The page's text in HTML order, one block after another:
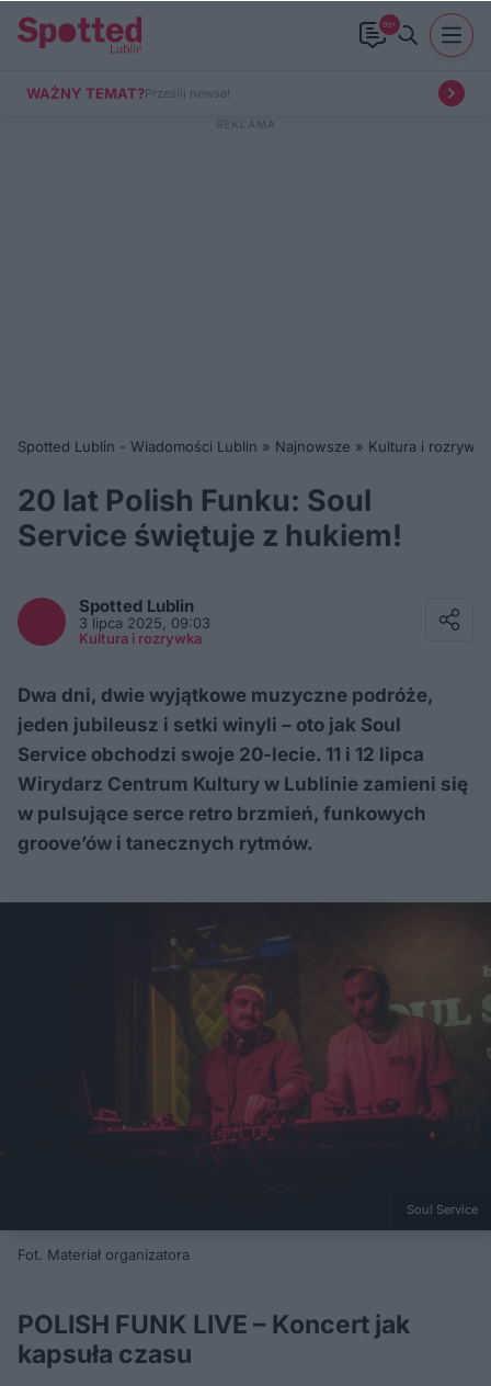
99+
WAŻNY TEMAT?Prześlij newsa!
Spotted Lublin - Wiadomości Lublin » Najnowsze » Kultura i rozrywka
20 lat Polish Funku: Soul
Service świętuje z hukiem!
Spotted Lublin
3 lipca 2025, 09:03
Kultura i rozrywka
Dwa dni, dwie wyjątkowe muzyczne podróże,
jeden jubileusz i setki winyli – oto jak Soul
Service obchodzi swoje 20-lecie. 11 i 12 lipca
Wirydarz Centrum Kultury w Lublinie zamieni się
w pulsujące serce retro brzmień, funkowych
groove’ów i tanecznych rytmów.
Soul Service
Fot. Materiał organizatora
POLISH FUNK LIVE – Koncert jak
kapsuła czasu